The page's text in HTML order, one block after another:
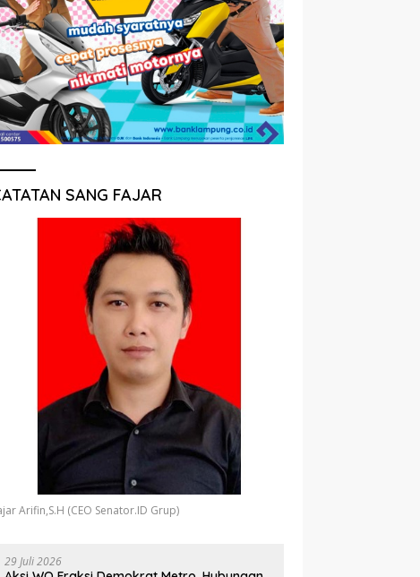
SANG FAJAR
Arifin,S.H (CEO Senator.ID Grup)
29 Juli 2026